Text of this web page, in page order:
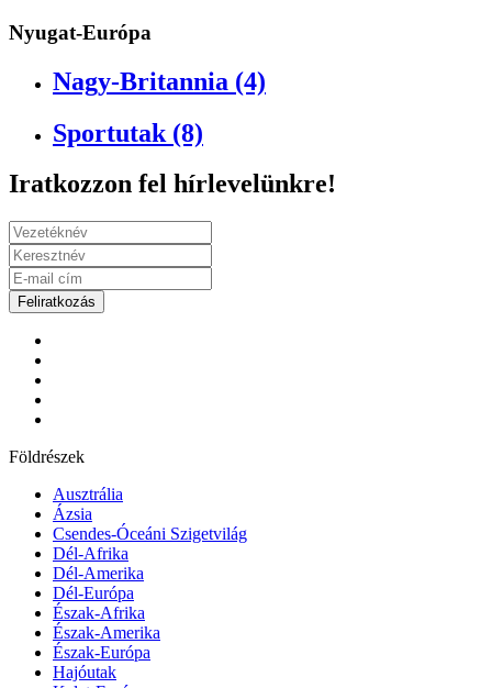
Nyugat-Európa
Nagy-Britannia (4)
Sportutak (8)
Iratkozzon fel hírlevelünkre!
Feliratkozás
Földrészek
Ausztrália
Ázsia
Csendes-Óceáni Szigetvilág
Dél-Afrika
Dél-Amerika
Dél-Európa
Észak-Afrika
Észak-Amerika
Észak-Európa
Hajóutak